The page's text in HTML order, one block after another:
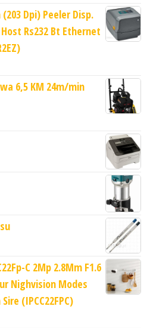
Dpi) Peeler Disp.
Rs232 Bt Ethernet
6,5 KM 24m/min
C 2Mp 2.8Mm F1.6
Nighvision Modes
(IPCC22FPC)